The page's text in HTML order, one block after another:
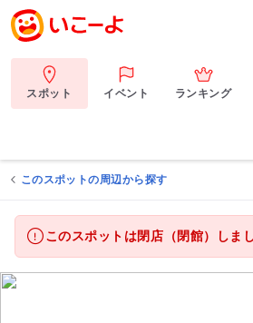
スポット イベント ランキング
このスポットの周辺から探す
このスポットは閉店（閉館）しま